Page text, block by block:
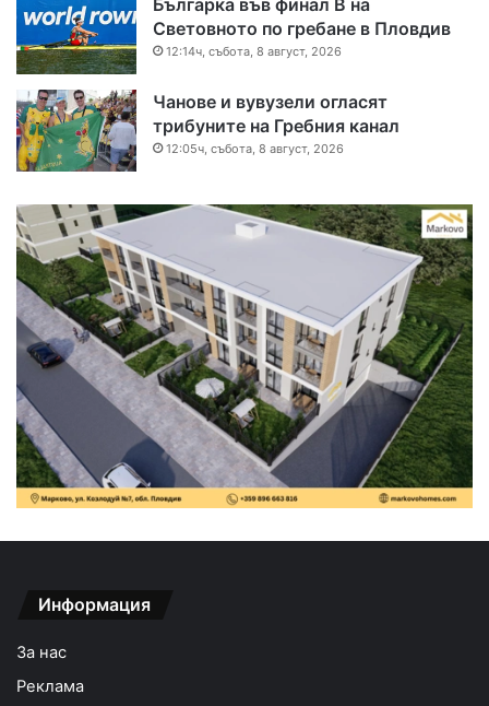
Световното по гребане в Пловдив
12:14ч, събота, 8 август, 2026
Чанове и вувузели огласят
трибуните на Гребния канал
12:05ч, събота, 8 август, 2026
Информация
За нас
Реклама